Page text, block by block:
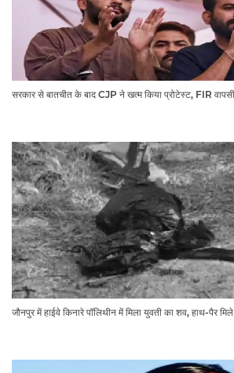
सरकार से बातचीत के बाद CJP ने खत्म किया प्रोटेस्ट, FIR
जौनपुर में हाईवे किनारे पॉलिथीन में मिला युवती का शव, हाथ-पैर